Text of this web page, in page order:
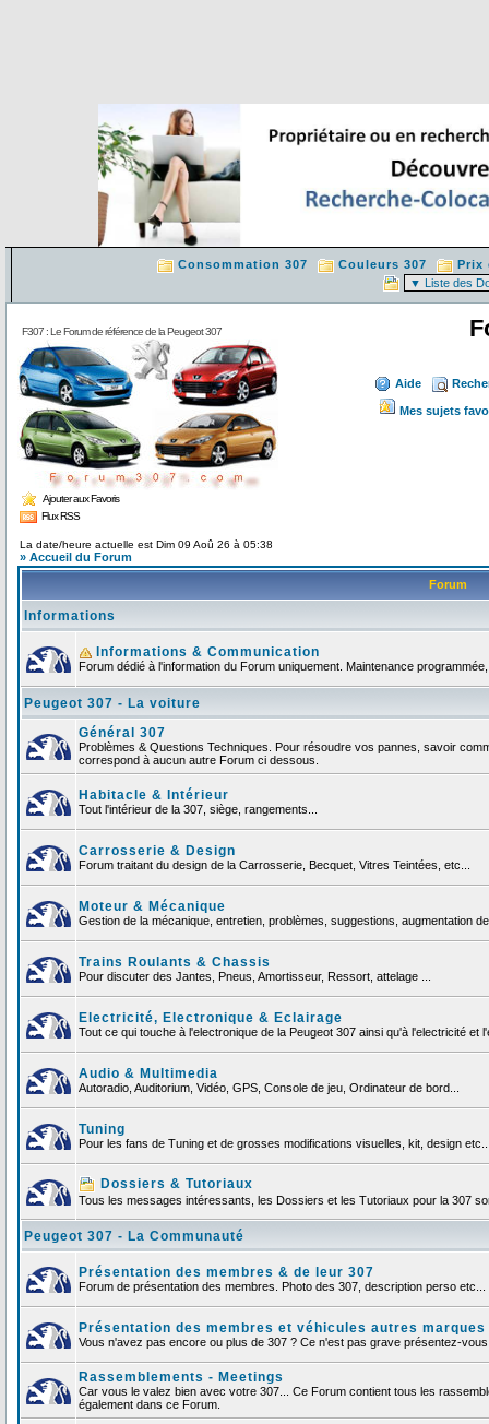
Consommation 307 Couleurs 307 Prix
F307 : Le Forum de référence de la Peugeot 307
Ajouter aux Favoris
Flux RSS
Aide
Mes sujets
La date/heure actuelle est Dim 09 Aoû 26 à 05:38
» Accueil du Forum
Forum
Informations
Informations & Communication
Forum dédié à l'information du Forum uniquement. Maintenance
Peugeot 307 - La voiture
Général 307
Problèmes & Questions Techniques. Pour résoudre vos pannes, savoir
correspond à aucun autre Forum ci dessous.
Habitacle & Intérieur
Tout l'intérieur de la 307, siège, rangements...
Carrosserie & Design
Forum traitant du design de la Carrosserie, Becquet, Vitres Teintées, etc...
Moteur & Mécanique
Gestion de la mécanique, entretien, problèmes, suggestions, augmentation
Trains Roulants & Chassis
Pour discuter des Jantes, Pneus, Amortisseur, Ressort, attelage ...
Electricité, Electronique & Eclairage
Tout ce qui touche à l'electronique de la Peugeot 307 ainsi qu'à l'electricité et
Audio & Multimedia
Autoradio, Auditorium, Vidéo, GPS, Console de jeu, Ordinateur de bord...
Tuning
Pour les fans de Tuning et de grosses modifications visuelles, kit, design
Dossiers & Tutoriaux
Tous les messages intéressants, les Dossiers et les Tutoriaux pour la 307
Peugeot 307 - La Communauté
Présentation des membres & de leur 307
Forum de présentation des membres. Photo des 307, description perso
Présentation des membres et véhicules autres marques
Vous n'avez pas encore ou plus de 307 ? Ce n'est pas grave présentez-
Rassemblements - Meetings
Car vous le valez bien avec votre 307... Ce Forum contient tous les
également dans ce Forum.